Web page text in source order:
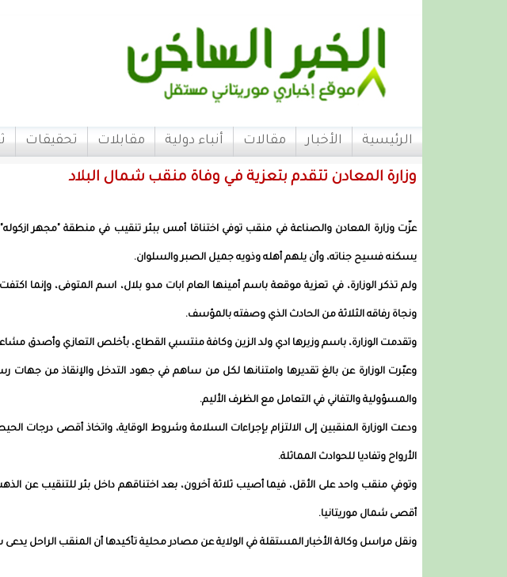
الرئيسية الأخبار مقالات أنباء دولية مقابلات تحقيقات
وزارة المعادن تتقدم بتعزية في وفاة منقب شمال البلاد
عزّت وزارة المعادن والصناعة في منقب توفي اختناقا أمس ببئر تنقيب في منطقة "مجهر
يسكنه فسيح جناته، وأن يلهم أهله وذويه جميل الصبر والسلوان.
ولم تذكر الوزارة، في تعزية موقعة باسم أمينها العام ابات مدو بلال، اسم المتوفى، وإنما
ونجاة رفاقه الثلاثة من الحادث الذي وصفته بالمؤسف.
وتقدمت الوزارة، باسم وزيرها ادي ولد الزين وكافة منتسبي القطاع، بأخلص التعازي وأصدق
وعبّرت الوزارة عن بالغ تقديرها وامتنانها لكل من ساهم في جهود التدخل والإنقاذ من
والمسؤولية والتفاني في التعامل مع الظرف الأليم.
ودعت الوزارة المنقبين إلى الالتزام بإجراءات السلامة وشروط الوقاية، واتخاذ أقصى درجات
الأرواح وتفاديا للحوادث المماثلة.
وتوفي منقب واحد على الأقل، فيما أصيب ثلاثة آخرون، بعد اختناقهم داخل بئر للتنقيب عن
أقصى شمال موريتانيا.
ونقل مراسل وكالة الأخبار المستقلة في الولاية عن مصادر محلية تأكيدها أن المنقب الراحل